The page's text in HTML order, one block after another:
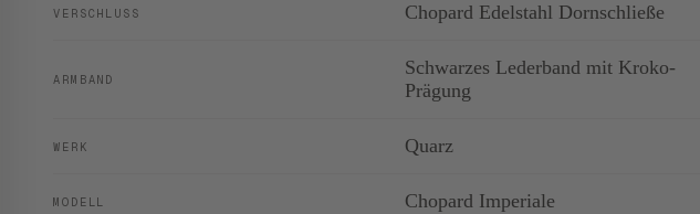
VERSCHLUSS Chopard Edelstahl Dornschließe
ARMBAND
Schwarzes Lederband mit Kroko-
Prägung
WERK Quarz
MODELL Chopard Imperiale